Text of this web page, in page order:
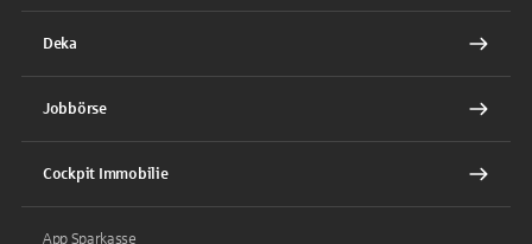
Deka
Jobbörse
Cockpit Immobilie
App Sparkasse